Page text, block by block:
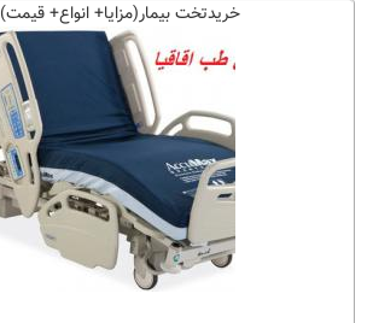
خریدتخت بیمار(مزایا+ انواع+ قیمت)۱۴۰۱!